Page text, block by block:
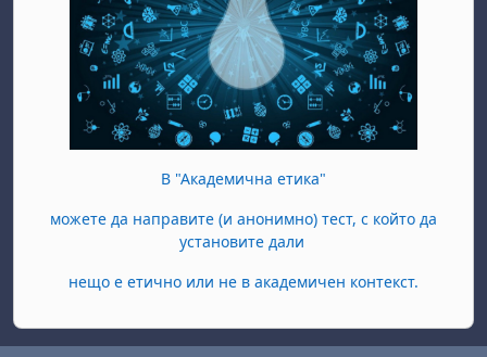
В "Академична етика"
можете да направите (и анонимно) тест, с който да
установите дали
нещо е етично или не в академичен контекст.